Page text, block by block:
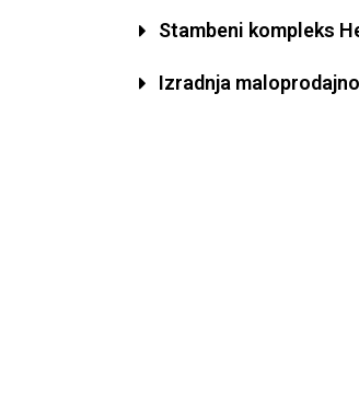
Stambeni kompleks
Izradnja